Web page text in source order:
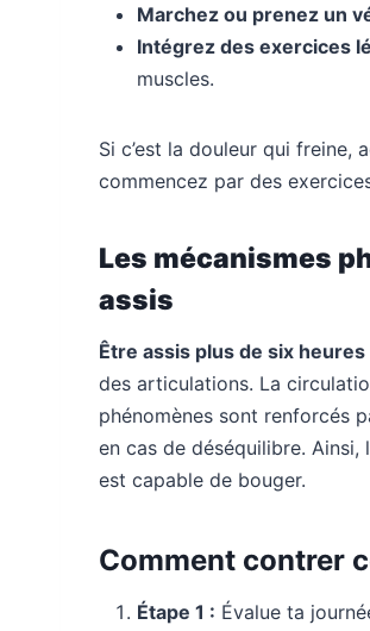
Marchez ou prenez un
Intégrez des exercices
muscles.
Si c’est la douleur qui freine,
commencez par des
Les mécanismes
assis
Être assis plus de six
des articulations. La
phénomènes sont renforcés
en cas de déséquilibre.
est capable de bouger.
Comment contrer
Étape 1 : Évalue ta